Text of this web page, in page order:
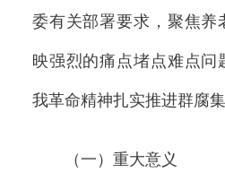
委有关部署要求，聚焦养
映强烈的痛点堵点难点问
我革命精神扎实推进群腐集
（一）重大意义